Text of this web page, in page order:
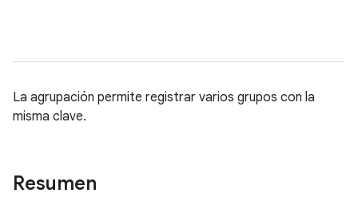
La agrupación permite registrar varios grupos con la
misma clave.
Resumen